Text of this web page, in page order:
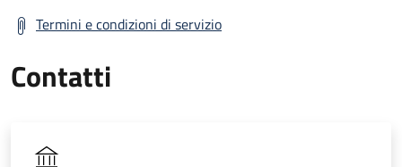
Termini e condizioni di servizio
Contatti